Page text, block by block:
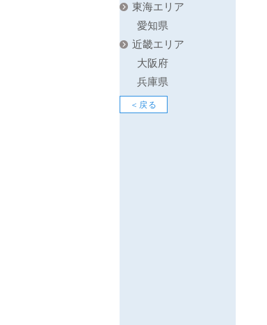
東海エリア
愛知県
近畿エリア
大阪府
兵庫県
戻る